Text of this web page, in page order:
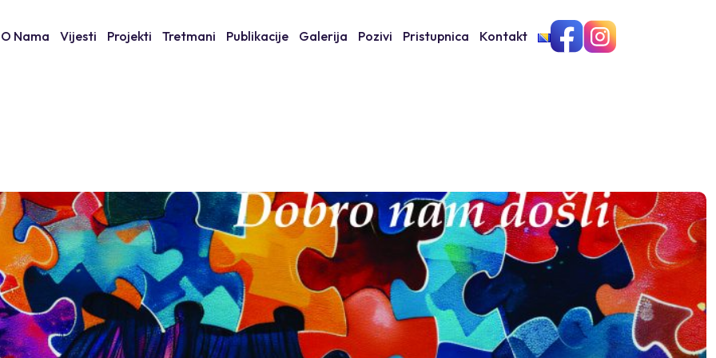
O Nama Vijesti Projekti Tretmani Publikacije Galerija Pozivi Pristupnica Kontakt